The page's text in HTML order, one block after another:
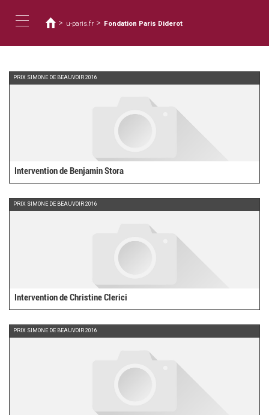
main
navigation
are
here
> u-paris.fr > Fondation Paris Diderot
PRIX SIMONE DE BEAUVOIR 2016
Intervention de Benjamin Stora
PRIX SIMONE DE BEAUVOIR 2016
Intervention de Christine Clerici
PRIX SIMONE DE BEAUVOIR 2016